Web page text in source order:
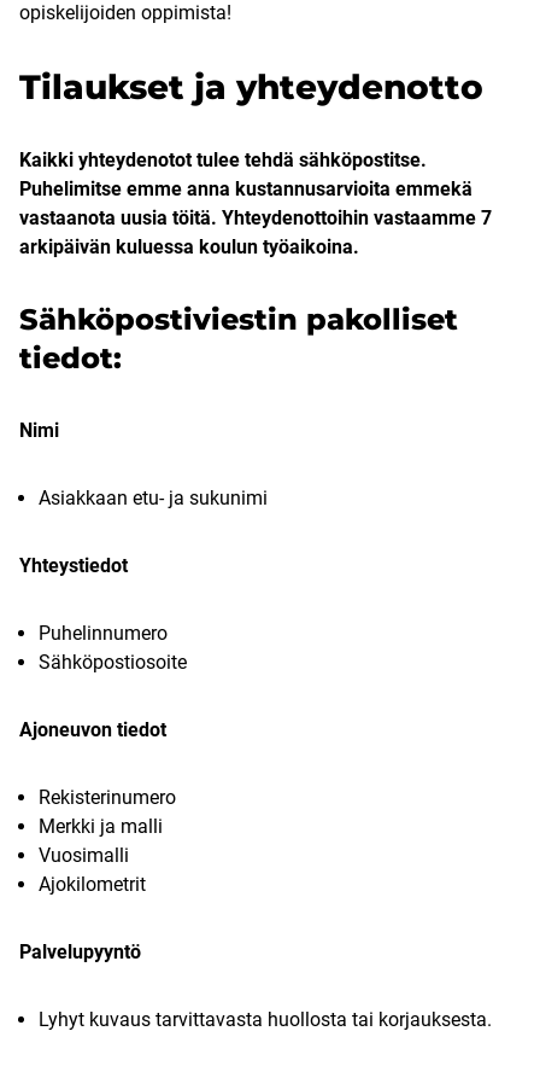
opiskelijoiden oppimista!
Tilaukset ja yhteydenotto
Kaikki yhteydenotot tulee tehdä sähköpostitse.
Puhelimitse emme anna kustannusarvioita emmekä
vastaanota uusia töitä. Yhteydenottoihin vastaamme 7
arkipäivän kuluessa koulun työaikoina.
Sähköpostiviestin pakolliset
tiedot:
Nimi
Asiakkaan etu- ja sukunimi
Yhteystiedot
Puhelinnumero
Sähköpostiosoite
Ajoneuvon tiedot
Rekisterinumero
Merkki ja malli
Vuosimalli
Ajokilometrit
Palvelupyyntö
Lyhyt kuvaus tarvittavasta huollosta tai korjauksesta.